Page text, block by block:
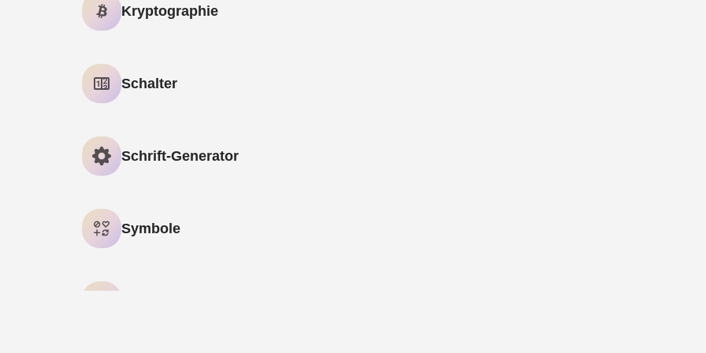
Kryptographie
Bcrypt-Hash-Generator
Schalter
Wortzähler
Schrift-Generator
Reverse-Text – Rückwärts-Text-Generator
Symbole
Häkchen Symbole